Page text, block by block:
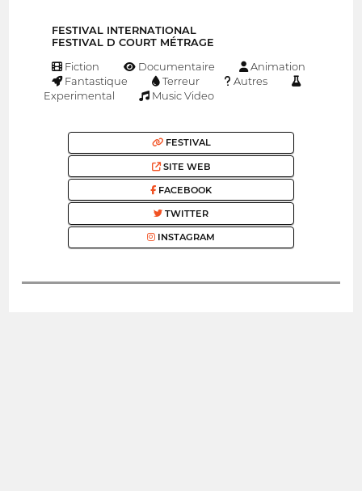
FESTIVAL INTERNATIONAL
FESTIVAL D COURT MÉTRAGE
Fiction Documentaire
Animation
Fantastique
Terreur
Autres
Experimental
Music Video
FESTIVAL
SITE WEB
FACEBOOK
TWITTER
INSTAGRAM